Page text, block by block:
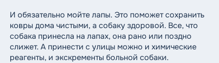
И обязательно мойте лапы. Это поможет сохранить
ковры дома чистыми, а собаку здоровой. Все, что
собака принесла на лапах, она рано или поздно
слижет. А принести с улицы можно и химические
реагенты, и экскременты больной собаки.